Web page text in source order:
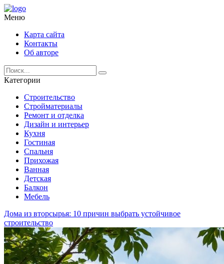
Меню
Карта сайта
Контакты
Об авторе
Категории
Строительство
Стройматериалы
Ремонт и отделка
Дизайн и интерьер
Кухня
Гостиная
Спальня
Прихожая
Ванная
Детская
Балкон
Мебель
Дома из вторсырья: 10 причин выбрать устойчивое
строительство